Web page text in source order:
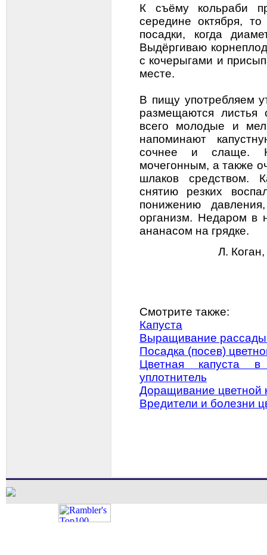
К съёму кольраби
середине октября,
посадки, когда
Выдёргиваю
с кочерыгами и
месте.
В пищу употребляем
размещаются
всего молодые и
напоминают
сочнее и слаще.
мочегонным, а также
шлаков средством.
снятию резких
понижению
организм. Недаром в
ананасом на грядке.
Л.
Смотрите также:
Капуста
Выращивание рассады
Посадка (посев)
Цветная капуста
уплотнитель
Доращивание цветной
Вредители и болезни